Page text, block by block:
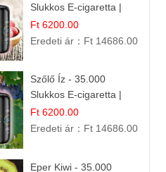
Slukkos E-cigaretta |
IBVape Bar Édes
Gyümölcs Íz
Ft 6200.00
Eredeti ár： Ft 14686.00
Szőlő Íz - 35.000
Slukkos E-cigaretta |
Friss Gyümölcs Aroma
Ft 6200.00
Eredeti ár： Ft 14686.00
Eper Kiwi - 35.000